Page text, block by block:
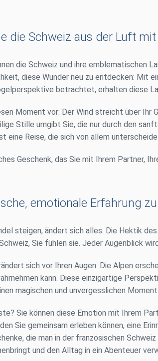
die Schweiz aus der Luft mit
die Schweiz und ihre emblematischen
diese Wunder neu zu entdecken: Mit
betrachtet, erhalten diese
Moment vor: Der Wind streicht über
Stille umgibt Sie, die nur durch den
eine Reise, die sich von allem
Geschenk, das Sie mit Ihrem Partner,
emotionale Erfahrung
steigen, ändert sich alles: Die Hektik
Sie fühlen sie. Jeder Augenblick
sich vor Ihren Augen: Die Alpen
kann. Diese einzigartige
magischen und unvergesslichen Moment.
Sie können diese Emotion mit Ihrem
Sie gemeinsam erleben können, eine
die man in der französischen
und den Alltag in ein Abenteuer